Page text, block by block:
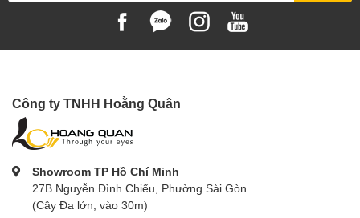
Công ty TNHH Hoằng Quân
Showroom TP Hồ Chí Minh
27B Nguyễn Đình Chiểu, Phường Sài Gòn
(Cây Đa lớn, vào 30m)